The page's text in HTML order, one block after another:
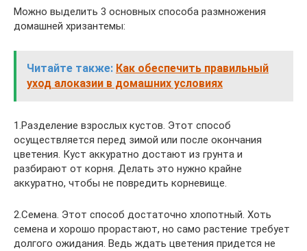
Можно выделить 3 основных способа размножения
домашней хризантемы:
Читайте также: Как обеспечить правильный
уход алоказии в домашних условиях
1.Разделение взрослых кустов. Этот способ
осуществляется перед зимой или после окончания
цветения. Куст аккуратно достают из грунта и
разбирают от корня. Делать это нужно крайне
аккуратно, чтобы не повредить корневище.
2.Семена. Этот способ достаточно хлопотный. Хоть
семена и хорошо прорастают, но само растение требует
долгого ожидания. Ведь ждать цветения придется не